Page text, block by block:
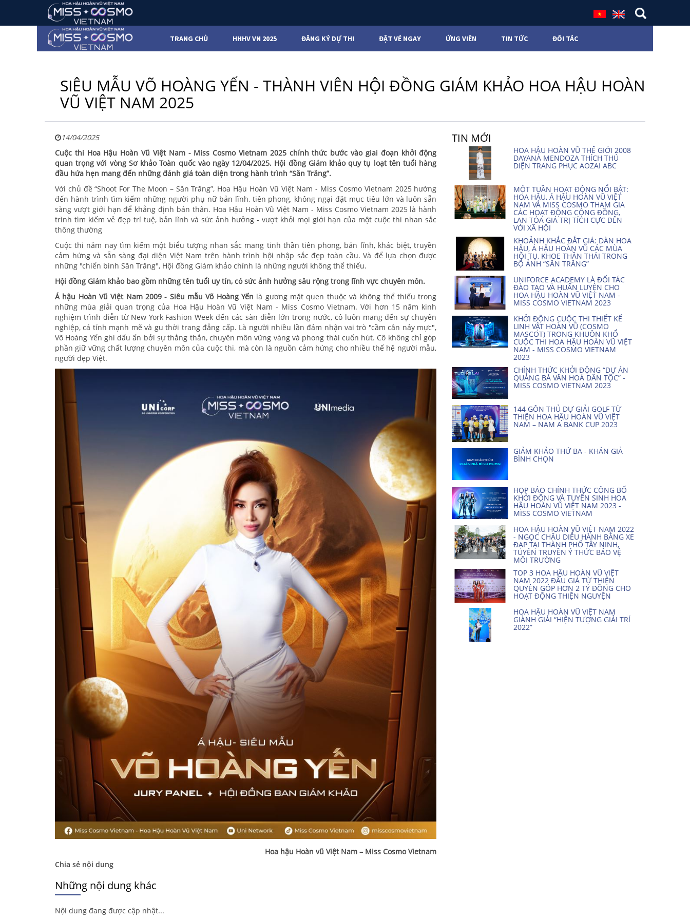
TRANG CHỦ HHHV VN 2025 ĐĂNG KÝ DỰ THI ĐẶT VÉ NGAY ỨNG VIÊN TIN TỨC ĐỐI TÁC
SIÊU MẪU VÕ HOÀNG YẾN - THÀNH VIÊN HỘI ĐỒNG GIÁM KHẢO HOA HẬU HOÀN
VŨ VIỆT NAM 2025
14/04/2025
Cuộc thi Hoa Hậu Hoàn Vũ Việt Nam - Miss Cosmo Vietnam 2025 chính thức bước vào giai đoạn khởi động
quan trọng với vòng Sơ khảo Toàn quốc vào ngày 12/04/2025. Hội đồng Giám khảo quy tụ loạt tên tuổi hàng
đầu hứa hẹn mang đến những đánh giá toàn diện trong hành trình “Săn Trăng”.
Với chủ đề “Shoot For The Moon – Săn Trăng”, Hoa Hậu Hoàn Vũ Việt Nam - Miss Cosmo Vietnam 2025 hướng
đến hành trình tìm kiếm những người phụ nữ bản lĩnh, tiên phong, không ngại đặt mục tiêu lớn và luôn sẵn
sàng vượt giới hạn để khẳng định bản thân. Hoa Hậu Hoàn Vũ Việt Nam - Miss Cosmo Vietnam 2025 là hành
trình tìm kiếm vẻ đẹp trí tuệ, bản lĩnh và sức ảnh hưởng - vượt khỏi mọi giới hạn của một cuộc thi nhan sắc
thông thường
Cuộc thi năm nay tìm kiếm một biểu tượng nhan sắc mang tinh thần tiên phong, bản lĩnh, khác biệt, truyền
cảm hứng và sẵn sàng đại diện Việt Nam trên hành trình hội nhập sắc đẹp toàn cầu. Và để lựa chọn được
những "chiến binh Săn Trăng", Hội đồng Giám khảo chính là những người không thể thiếu.
Hội đồng Giám khảo bao gồm những tên tuổi uy tín, có sức ảnh hưởng sâu rộng trong lĩnh vực chuyên môn.
Á hậu Hoàn Vũ Việt Nam 2009 - Siêu mẫu Võ Hoàng Yến là gương mặt quen thuộc và không thể thiếu trong
những mùa giải quan trọng của Hoa Hậu Hoàn Vũ Việt Nam - Miss Cosmo Vietnam. Với hơn 15 năm kinh
nghiệm trình diễn từ New York Fashion Week đến các sàn diễn lớn trong nước, cô luôn mang đến sự chuyên
nghiệp, cá tính mạnh mẽ và gu thời trang đẳng cấp. Là người nhiều lần đảm nhận vai trò "cầm cân nảy mực",
Võ Hoàng Yến ghi dấu ấn bởi sự thẳng thắn, chuyên môn vững vàng và phong thái cuốn hút. Cô không chỉ góp
phần giữ vững chất lượng chuyên môn của cuộc thi, mà còn là nguồn cảm hứng cho nhiều thế hệ người mẫu,
người đẹp Việt.
Hoa hậu Hoàn vũ Việt Nam – Miss Cosmo Vietnam
Chia sẻ nội dung
Những nội dung khác
Nội dung đang được cập nhật...
TIN MỚI
HOA HẬU HOÀN VŨ THẾ GIỚI 2008
DAYANA MENDOZA THÍCH THÚ
DIỆN TRANG PHỤC AOZAI ABC
MỘT TUẦN HOẠT ĐỘNG NỔI BẬT:
HOA HẬU, Á HẬU HOÀN VŨ VIỆT
NAM VÀ MISS COSMO THAM GIA
CÁC HOẠT ĐỘNG CỘNG ĐỒNG,
LAN TỎA GIÁ TRỊ TÍCH CỰC ĐẾN
VỚI XÃ HỘI
KHOẢNH KHẮC ĐẮT GIÁ: DÀN HOA
HẬU, Á HẬU HOÀN VŨ CÁC MÙA
HỘI TỤ, KHOE THẦN THÁI TRONG
BỘ ẢNH “SĂN TRĂNG”
UNIFORCE ACADEMY LÀ ĐỐI TÁC
ĐÀO TẠO VÀ HUẤN LUYỆN CHO
HOA HẬU HOÀN VŨ VIỆT NAM -
MISS COSMO VIETNAM 2023
KHỞI ĐỘNG CUỘC THI THIẾT KẾ
LINH VẬT HOÀN VŨ (COSMO
MASCOT) TRONG KHUÔN KHỔ
CUỘC THI HOA HẬU HOÀN VŨ VIỆT
NAM - MISS COSMO VIETNAM
2023
CHÍNH THỨC KHỞI ĐỘNG “DỰ ÁN
QUẢNG BÁ VĂN HOÁ DÂN TỘC” -
MISS COSMO VIETNAM 2023
144 GÔN THỦ DỰ GIẢI GOLF TỪ
THIỆN HOA HẬU HOÀN VŨ VIỆT
NAM – NAM A BANK CUP 2023
GIẢM KHẢO THỨ BA - KHÁN GIẢ
BÌNH CHỌN
HỌP BÁO CHÍNH THỨC CÔNG BỐ
KHỞI ĐỘNG VÀ TUYỂN SINH HOA
HẬU HOÀN VŨ VIỆT NAM 2023 -
MISS COSMO VIETNAM
HOA HẬU HOÀN VŨ VIỆT NAM 2022
- NGỌC CHÂU DIỄU HÀNH BẰNG XE
ĐẠP TẠI THÀNH PHỐ TÂY NINH,
TUYÊN TRUYỀN Ý THỨC BẢO VỆ
MÔI TRƯỜNG
TOP 3 HOA HẬU HOÀN VŨ VIỆT
NAM 2022 ĐẤU GIÁ TỪ THIỆN
QUYÊN GÓP HƠN 2 TỶ ĐỒNG CHO
HOẠT ĐỘNG THIỆN NGUYỆN
HOA HẬU HOÀN VŨ VIỆT NAM
GIÀNH GIẢI “HIỆN TƯỢNG GIẢI TRÍ
2022”